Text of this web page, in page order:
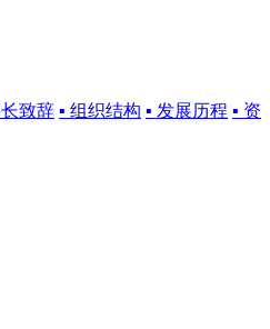
致辞 ▪ 组织结构 ▪ 发展历程 ▪ 资